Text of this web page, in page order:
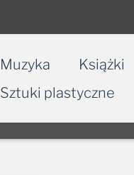
Muzyka Książki
Sztuki plastyczne